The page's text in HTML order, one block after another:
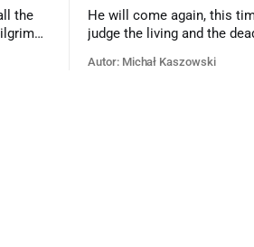
the
all
He will come again, this
judge the living and the
responded to the love and
Autor: Michał Kaszowski